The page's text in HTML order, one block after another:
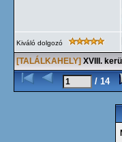
Kiváló dolgozó
[TALÁLKAHELY] XVIII.
/ 14